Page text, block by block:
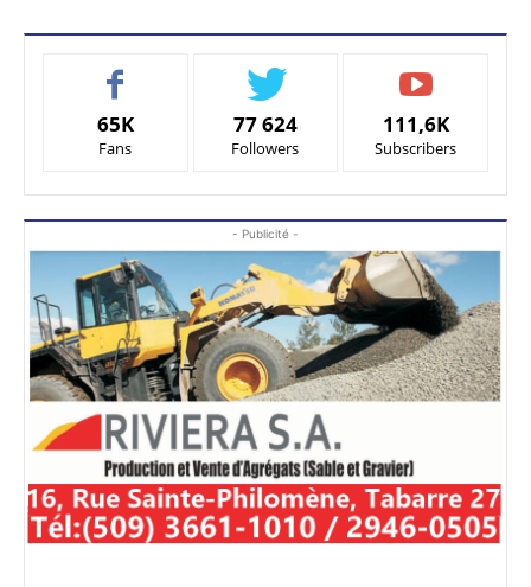
65K
Fans
77 624
Followers
111,6K
Subscribers
- Publicité -